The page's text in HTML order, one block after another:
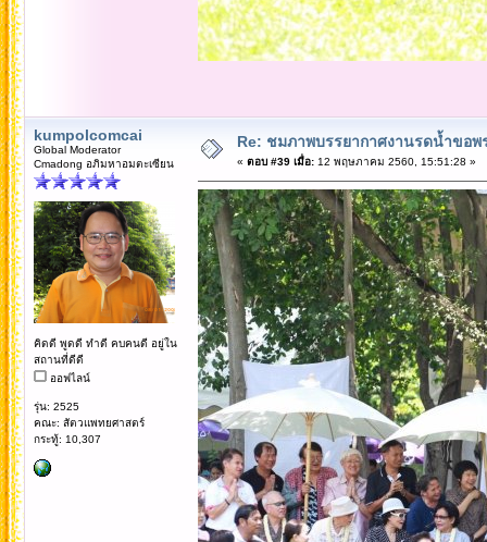
kumpolcomcai
Global Moderator
Cmadong อภิมหาอมตะเซียน
คิดดี พูดดี ทำดี คบคนดี อยู่ใน
สถานที่ดีดี
ออฟไลน์
รุ่น: 2525
คณะ: สัตวแพทยศาสตร์
กระทู้: 10,307
Re: ชมภาพบรรยากาศงานรดน้ำขอ
« ตอบ #39 เมื่อ:12 พฤษภาคม 2560, 15:51:28 »